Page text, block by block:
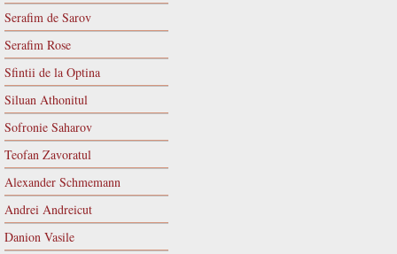
Serafim de Sarov
Serafim Rose
Sfintii de la Optina
Siluan Athonitul
Sofronie Saharov
Teofan Zavoratul
Alexander Schmemann
Andrei Andreicut
Danion Vasile